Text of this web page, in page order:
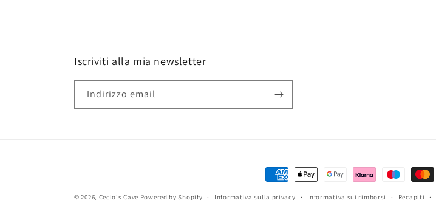
Iscriviti alla mia newsletter
Indirizzo email
Metodi
di
© 2026, Cecio's Cave Powered by Shopify Informativa sulla privacy Informativa sui rimborsi Recapiti